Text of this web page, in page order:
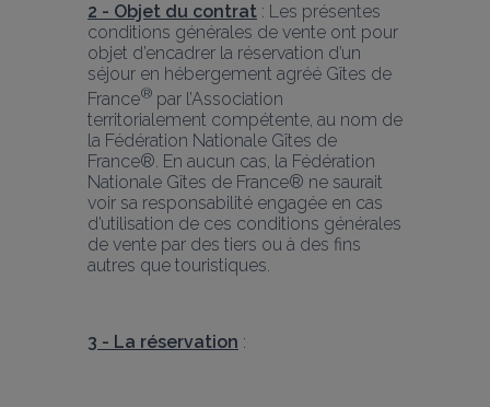
2 - Objet du contrat : Les présentes
conditions générales de vente ont pour
objet d’encadrer la réservation d’un
séjour en hébergement agréé Gîtes de
France® par l’Association
territorialement compétente, au nom de
la Fédération Nationale Gîtes de
France®. En aucun cas, la Fédération
Nationale Gîtes de France® ne saurait
voir sa responsabilité engagée en cas
d’utilisation de ces conditions générales
de vente par des tiers ou à des fins
autres que touristiques.
3 - La réservation :